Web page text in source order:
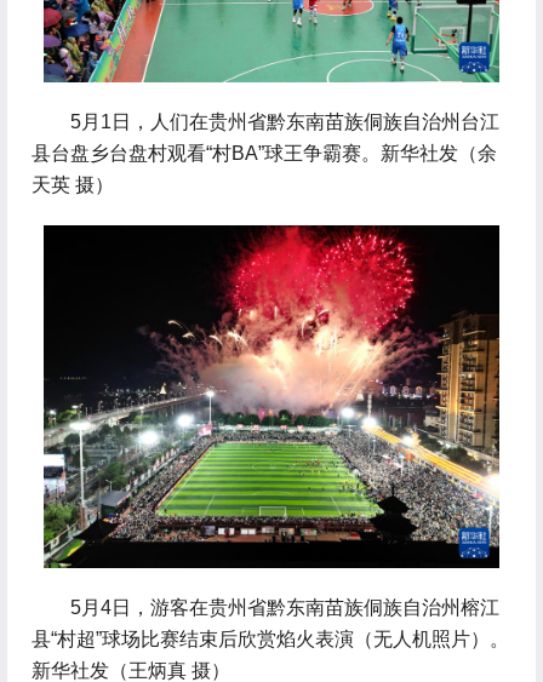
5月1日，人们在贵州省黔东南苗族侗族自治州台江
县台盘乡台盘村观看“村BA”球王争霸赛。新华社发（余
天英 摄）
5月4日，游客在贵州省黔东南苗族侗族自治州榕江
县“村超”球场比赛结束后欣赏焰火表演（无人机照片）。
新华社发（王炳真 摄）